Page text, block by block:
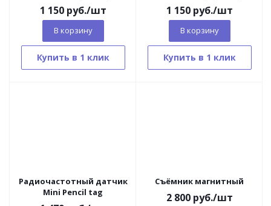
1 150руб./шт
В корзину
Купить в 1 клик
1 150руб./шт
В корзину
Купить в 1 клик
Радиочастотный датчик
Mini Pencil tag
Съёмник магнитный
2 800руб./шт